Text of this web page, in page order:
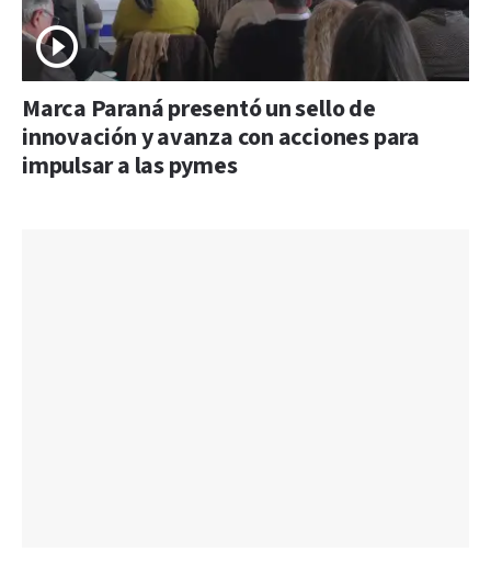
Marca Paraná presentó un sello de
innovación y avanza con acciones para
impulsar a las pymes